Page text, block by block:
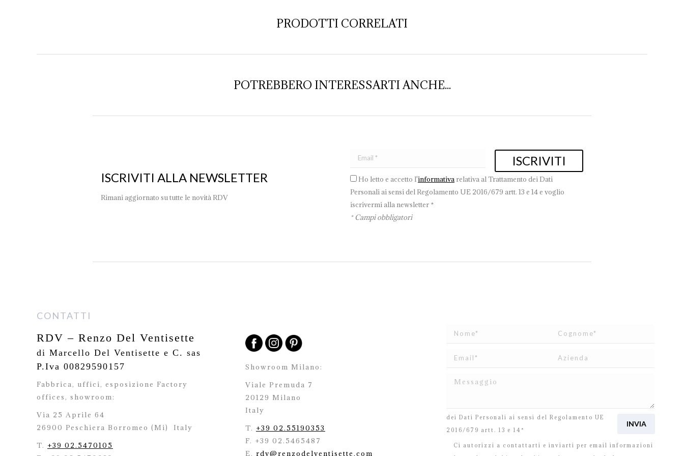
PRODOTTI CORRELATI
POTREBBERO INTERESSARTI ANCHE...
ISCRIVITI ALLA NEWSLETTER
Rimani aggiornato su tutte le novità RDV
Ho letto e accetto l'informativa relativa al Trattamento dei Dati
Personali ai sensi del Regolamento UE 2016/679 artt. 13 e 14 e voglio
iscrivermi alla newsletter *
* Campi obbligatori
CONTATTI
RDV – Renzo Del Ventisette
di Marcello Del Ventisette e C. sas
P.Iva 00829590157
Fabbrica, uffici, esposizione Factory
offices, showroom:
Via 25 Aprile 64
26900 Peschiera Borromeo (Mi)
Italy
T. +39 02.5470105
Showroom Milano:
Viale Premuda 7
20129 Milano
Italy
T. +39 02.55190353
F. +39 02.5465487
E. rdv@renzodelventisette.com
dei Dati Personali ai sensi del Regolamento UE
2016/679 artt. 13 e 14*
Ci autorizzi a contattarti e inviarti per email informazioni